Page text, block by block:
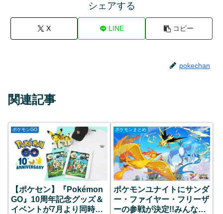
シェアする
X LINE コピー
pokechan
関連記事
ポケモンGO
【ポケセン】『Pokémon
GO』10周年記念グッズ＆
イベントが7月より同時開
ポケモンまとめ
ポケモンユナイトにサンダ
ー・ファイヤー・フリーザ
ーの参戦が決定!!みんなの